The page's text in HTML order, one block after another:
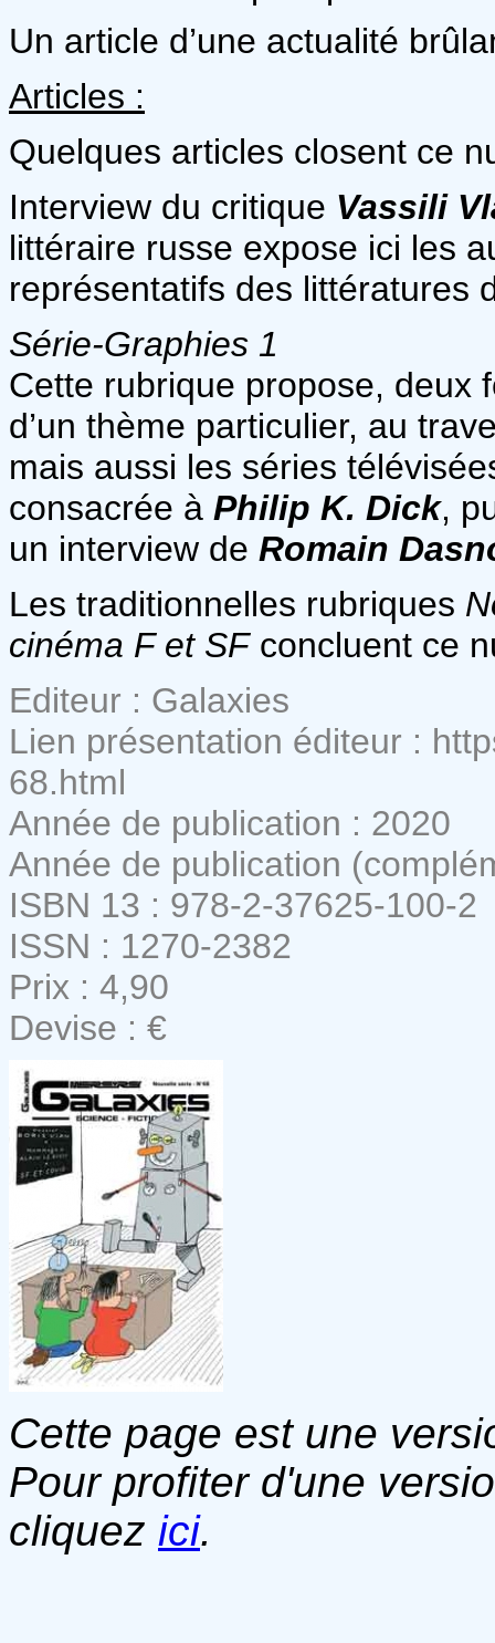
Un article d’une actualité
Articles :
Quelques articles closent ce
Interview du critique Vassili
littéraire russe expose ici les
représentatifs des littératures
Série-Graphies 1
Cette rubrique propose, deux
d’un thème particulier, au
mais aussi les séries
consacrée à Philip K. Dick,
un interview de Romain
Les traditionnelles rubriques
cinéma F et SFconcluent ce
Editeur : Galaxies
Lien présentation éditeur :
68.html
Année de publication : 2020
Année de publication
ISBN 13 : 978-2-37625-100-2
ISSN : 1270-2382
Prix : 4,90
Devise : €
Cette page est une
Pour profiter d'une
cliquez ici.